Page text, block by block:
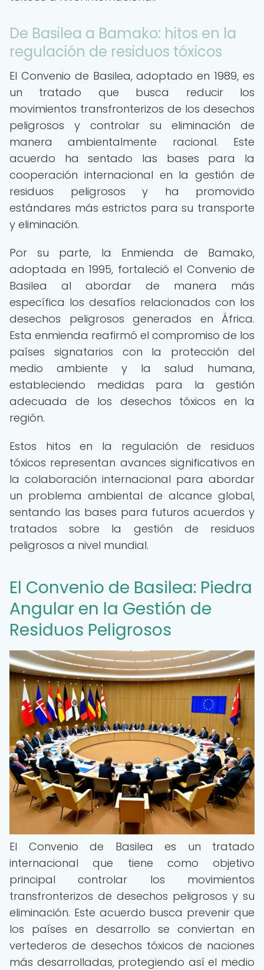
De Basilea a Bamako: hitos en la
regulación de residuos tóxicos
El Convenio de Basilea, adoptado en 1989, es
un tratado que busca reducir los
movimientos transfronterizos de los desechos
peligrosos y controlar su eliminación de
manera ambientalmente racional. Este
acuerdo ha sentado las bases para la
cooperación internacional en la gestión de
residuos peligrosos y ha promovido
estándares más estrictos para su transporte
y eliminación.
Por su parte, la Enmienda de Bamako,
adoptada en 1995, fortaleció el Convenio de
Basilea al abordar de manera más
específica los desafíos relacionados con los
desechos peligrosos generados en África.
Esta enmienda reafirmó el compromiso de los
países signatarios con la protección del
medio ambiente y la salud humana,
estableciendo medidas para la gestión
adecuada de los desechos tóxicos en la
región.
Estos hitos en la regulación de residuos
tóxicos representan avances significativos en
la colaboración internacional para abordar
un problema ambiental de alcance global,
sentando las bases para futuros acuerdos y
tratados sobre la gestión de residuos
peligrosos a nivel mundial.
El Convenio de Basilea: Piedra
Angular en la Gestión de
Residuos Peligrosos
El Convenio de Basilea es un tratado
internacional que tiene como objetivo
principal controlar los movimientos
transfronterizos de desechos peligrosos y su
eliminación. Este acuerdo busca prevenir que
los países en desarrollo se conviertan en
vertederos de desechos tóxicos de naciones
más desarrolladas, protegiendo así el medio